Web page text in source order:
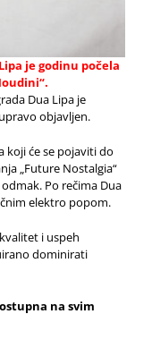
je godinu počela
Dua Lipa je
objavljen.
koji će se pojaviti do
„Future Nostalgia“
Po rečima Dua
elektro popom.
i uspeh
dominirati
na svim